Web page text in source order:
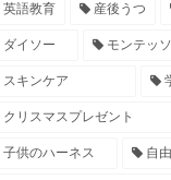
英語教育 産後うつ
ダイソー モンテッ
スキンケア
クリスマスプレゼント
子供のハーネス 自